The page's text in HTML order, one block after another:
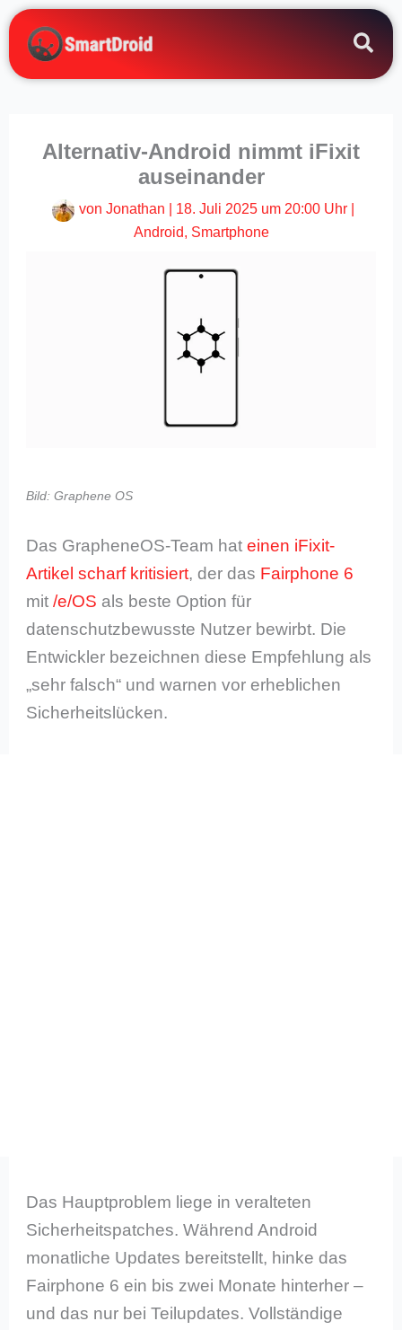
Zum
Inhalt
springen
Alternativ-Android nimmt iFixit
auseinander
von Jonathan 18. Juli 2025 um 20:00 Uhr
Android, Smartphone
Bild: Graphene OS
Das GrapheneOS-Team hateinen iFixit-
Artikel scharf kritisiert, der das Fairphone 6
mit/e/OS als beste Option für
datenschutzbewusste Nutzer bewirbt. Die
Entwickler bezeichnen diese Empfehlung als
„sehr falsch“ und warnen vor erheblichen
Sicherheitslücken.
Das Hauptproblem liege in veralteten
Sicherheitspatches. Während Android
monatliche Updates bereitstellt, hinke das
Fairphone 6 ein bis zwei Monate hinterher –
und das nur bei Teilupdates. Vollständige